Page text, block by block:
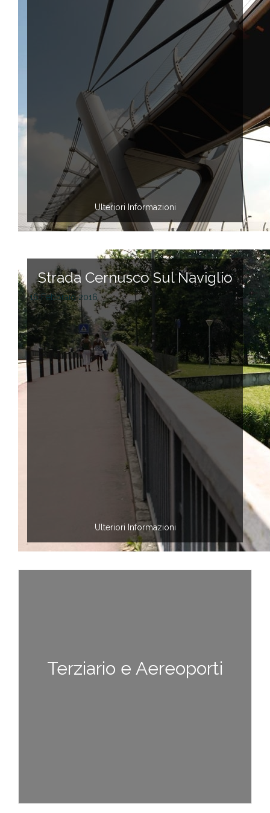
Ulteriori Informazioni
Strada Cernusco Sul Naviglio
16 Febbraio 2016
Ulteriori Informazioni
Terziario e Aereoporti